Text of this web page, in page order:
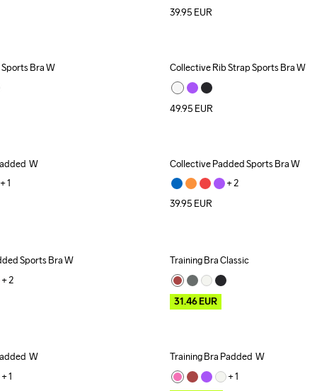
39.95 EUR
Bra W Collective Rib Strap Sports Bra W
49.95 EUR
W
+ 1
Collective Padded Sports Bra W
+ 2
39.95 EUR
Sports Bra W
+ 2
Outlet
Training Bra Classic
31.46EUR
W
+ 1
Outlet
Training Bra Padded  W
+ 1